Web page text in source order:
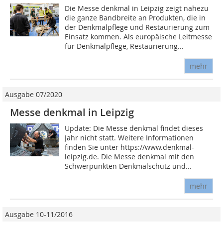
Die Messe denkmal in Leipzig zeigt nahezu
die ganze Bandbreite an Produkten, die in
der Denkmalpflege und Restaurierung zum
Einsatz kommen. Als europäische Leitmesse
für Denkmalpflege, Restaurierung...
mehr
Ausgabe 07/2020
Messe denkmal in Leipzig
Update: Die Messe denkmal findet dieses
Jahr nicht statt. Weitere Informationen
finden Sie unter https://www.denkmal-
leipzig.de. Die Messe denkmal mit den
Schwerpunkten Denkmalschutz und...
mehr
Ausgabe 10-11/2016